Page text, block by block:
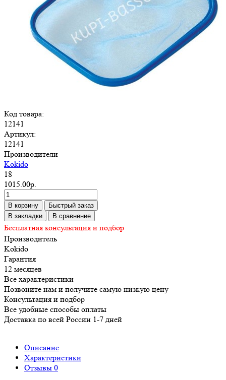
Код товара:
12141
Артикул:
12141
Производители
Kokido
18
1015.00р.
В корзину
Быстрый заказ
В закладки
В сравнение
Бесплатная консультация и подбор
Производитель
Kokido
Гарантия
12 месяцев
Все характеристики
Позвоните нам и получите самую низкую цену
Консультация и подбор
Все удобные способы оплаты
Доставка по всей России 1-7 дней
Описание
Характеристики
Отзывы 0